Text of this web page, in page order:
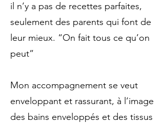
il n’y a pas de recettes parfaites,
seulement des parents qui font de
leur mieux. “On fait tous ce qu’on
peut”
Mon accompagnement se veut
enveloppant et rassurant, à l’image
des bains enveloppés et des tissus